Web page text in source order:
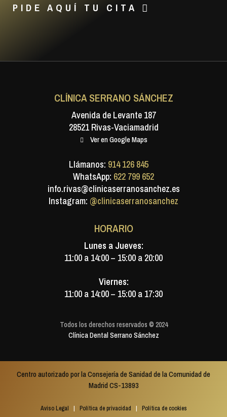
PIDE AQUÍ TU CITA
CLÍNICA SERRANO SÁNCHEZ
Avenida de Levante 187
28521 Rivas-Vaciamadrid
Ver en Google Maps
Llámanos: 914 126 845
WhatsApp: 622 799 652
info.rivas@clinicaserranosanchez.es
Instagram: @clinicaserranosanchez
HORARIO
Lunes a Jueves:
11:00 a 14:00 – 15:00 a 20:00
Viernes:
11:00 a 14:00 – 15:00 a 17:30
Todos los derechos reservados © 2024
Clínica Dental Serrano Sánchez
Centro autorizado por la Consejería de Sanidad de la Comunidad de
Madrid CS-13893
Aviso Legal | Política de privacidad | Política de cookies